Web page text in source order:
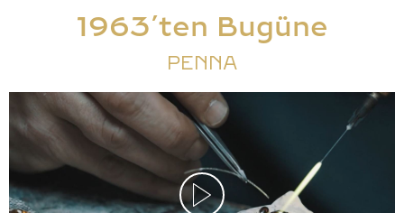
1963’ten Bugüne
PENNA